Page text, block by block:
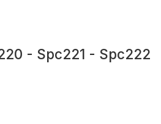
- Spc221 - Spc222